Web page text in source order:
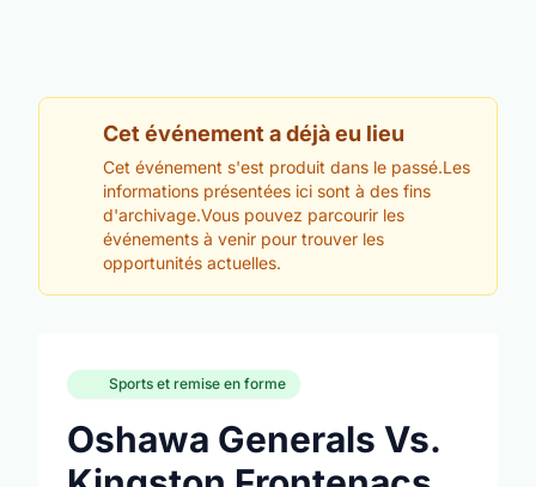
Cet événement a déjà eu lieu
Cet événement s'est produit dans le passé.Les
informations présentées ici sont à des fins
d'archivage.Vous pouvez parcourir les
événements à venir pour trouver les
opportunités actuelles.
Sports et remise en forme
Oshawa Generals Vs.